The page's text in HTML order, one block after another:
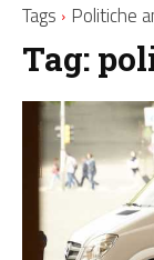
Tags Politiche
Tag: